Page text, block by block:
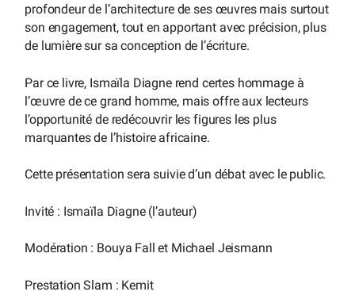
profondeur de l’architecture de ses œuvres mais surtout
son engagement, tout en apportant avec précision, plus
de lumière sur sa conception de l’écriture.
Par ce livre, Ismaïla Diagne rend certes hommage à
l’œuvre de ce grand homme, mais offre aux lecteurs
l’opportunité de redécouvrir les figures les plus
marquantes de l’histoire africaine.
Cette présentation sera suivie d’un débat avec le public.
Invité : Ismaïla Diagne (l’auteur)
Modération : Bouya Fall et Michael Jeismann
Prestation Slam : Kemit